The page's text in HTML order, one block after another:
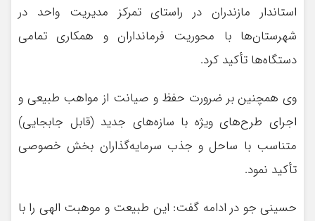
استاندار مازندران در راستای تمرکز مدیریت واحد در
شهرستان‌ها با محوریت فرمانداران و همکاری تمامی
دستگاه‌ها تأکید کرد.
وی همچنین بر ضرورت حفظ و صیانت از مواهب طبیعی و
اجرای طرح‌های ویژه با سازه‌های جدید (قابل جابجایی)
متناسب با ساحل و جذب سرمایه‌گذاران بخش خصوصی
تأکید نمود.
حسینی جو در ادامه گفت: این طبیعت و موهبت الهی را با